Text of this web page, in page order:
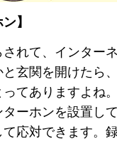
】
れて、インター
玄関を開けたら
てありますよね
ーホンを設置し
応対できます。